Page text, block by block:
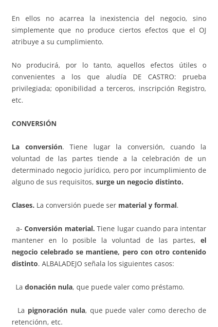
En ellos no acarrea la inexistencia del negocio, sino
simplemente que no produce ciertos efectos que el OJ
atribuye a su cumplimiento.
No producirá, por lo tanto, aquellos efectos útiles o
convenientes a los que aludía DE CASTRO: prueba
privilegiada; oponibilidad a terceros, inscripción Registro,
etc.
CONVERSIÓN
La conversión. Tiene lugar la conversión, cuando la
voluntad de las partes tiende a la celebración de un
determinado negocio jurídico, pero por incumplimiento de
alguno de sus requisitos, surge un negocio distinto.
Clases. La conversión puede ser material y formal.
a-Conversión material.Tiene lugar cuando para intentar
mantener en lo posible la voluntad de las partes, el
negocio celebrado se mantiene, pero con otro contenido
distinto. ALBALADEJO señala los siguientes casos:
La donación nula, que puede valer como préstamo.
La pignoración nula, que puede valer como derecho de
retenciónn, etc.